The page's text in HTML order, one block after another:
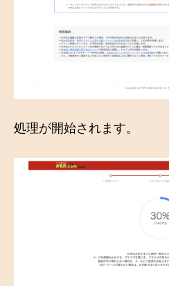
処理が開始されます。